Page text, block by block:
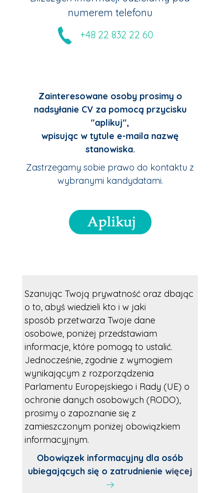
numerem telefonu
+48 22 832 22 60
Zainteresowane osoby prosimy o
nadsyłanie CV za pomocą przycisku
"aplikuj",
wpisując w tytule e-maila nazwę
stanowiska.
Zastrzegamy sobie prawo do kontaktu z
wybranymi kandydatami.
Szanując Twoją prywatność oraz dbając
o to, abyś wiedzieli kto i w jaki
sposób przetwarza Twoje dane
osobowe, poniżej przedstawiam
informacje, które pomogą to ustalić.
Jednocześnie, zgodnie z wymogiem
wynikającym z rozporządzenia
Parlamentu Europejskiego i Rady (UE) o
ochronie danych osobowych (RODO),
prosimy o zapoznanie się z
zamieszczonym poniżej obowiązkiem
informacyjnym.
Obowiązek informacyjny dla osób
ubiegających się o zatrudnienie więcej